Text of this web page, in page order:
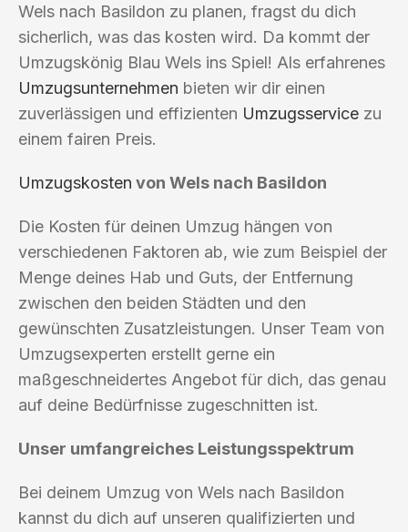
Wels nach Basildon zu planen, fragst du dich
sicherlich, was das kosten wird. Da kommt der
Umzugskönig Blau Wels ins Spiel! Als erfahrenes
Umzugsunternehmen bieten wir dir einen
zuverlässigen und effizienten Umzugsservice zu
einem fairen Preis.
Umzugskosten von Wels nach Basildon
Die Kosten für deinen Umzug hängen von
verschiedenen Faktoren ab, wie zum Beispiel der
Menge deines Hab und Guts, der Entfernung
zwischen den beiden Städten und den
gewünschten Zusatzleistungen. Unser Team von
Umzugsexperten erstellt gerne ein
maßgeschneidertes Angebot für dich, das genau
auf deine Bedürfnisse zugeschnitten ist.
Unser umfangreiches Leistungsspektrum
Bei deinem Umzug von Wels nach Basildon
kannst du dich auf unseren qualifizierten und